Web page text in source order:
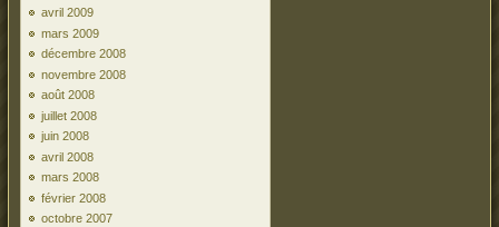
avril 2009
mars 2009
décembre 2008
novembre 2008
août 2008
juillet 2008
juin 2008
avril 2008
mars 2008
février 2008
octobre 2007